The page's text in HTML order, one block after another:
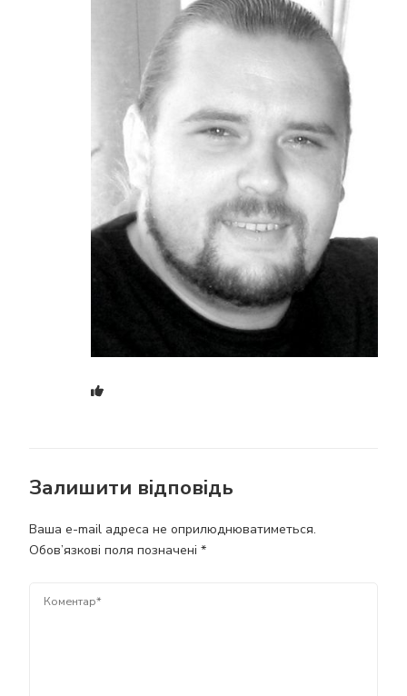
Залишити відповідь
Ваша e-mail адреса не оприлюднюватиметься.
Обов’язкові поля позначені *